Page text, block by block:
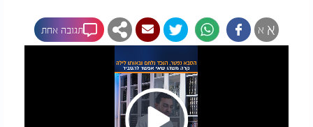
א א תגובה אחת